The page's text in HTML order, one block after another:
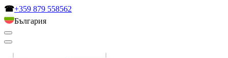
☎+359 879 558562
България